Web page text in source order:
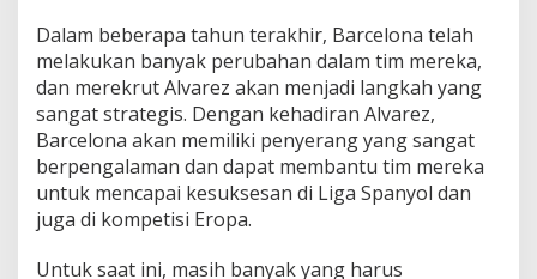
Dalam beberapa tahun terakhir, Barcelona telah
melakukan banyak perubahan dalam tim mereka,
dan merekrut Alvarez akan menjadi langkah yang
sangat strategis. Dengan kehadiran Alvarez,
Barcelona akan memiliki penyerang yang sangat
berpengalaman dan dapat membantu tim mereka
untuk mencapai kesuksesan di Liga Spanyol dan
juga di kompetisi Eropa.
Untuk saat ini, masih banyak yang harus